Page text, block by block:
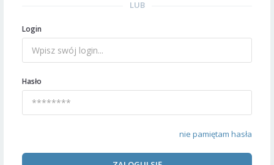
LUB
Login
Hasło
nie pamiętam hasła